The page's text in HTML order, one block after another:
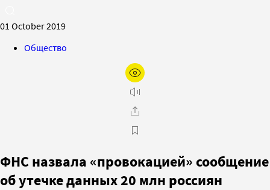
01 October 2019
Общество
ФНС назвала «провокацией» сообщение
об утечке данных 20 млн россиян